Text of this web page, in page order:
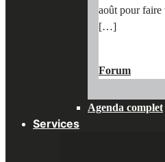
août pour faire
[…]
Forum
Agenda complet
Services